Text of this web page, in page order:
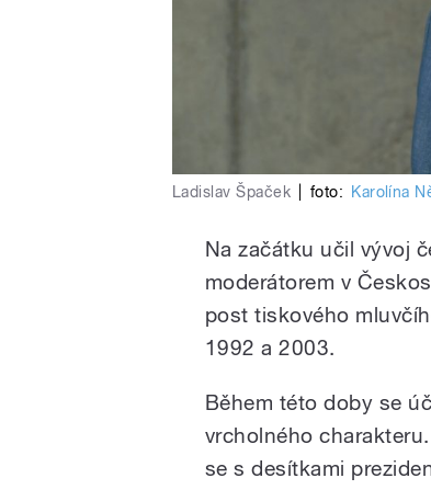
Ladislav Špaček foto: Karolína
Na začátku učil vývoj
moderátorem v
post tiskového
1992 a 2003.
Během této doby se
vrcholného
se s desítkami